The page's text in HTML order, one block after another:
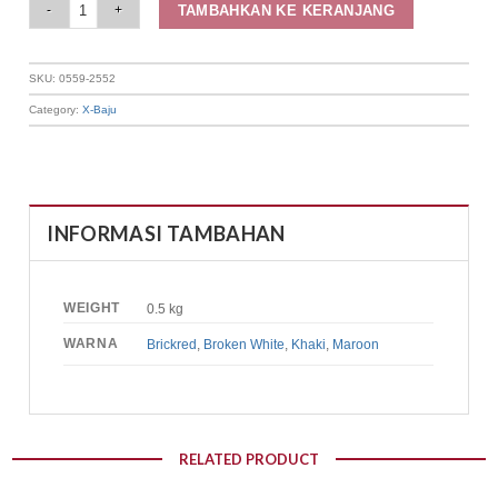
TAMBAHKAN KE KERANJANG
SKU:0559-2552
Category:X-Baju
INFORMASI TAMBAHAN
WEIGHT 0.5 kg
WARNA Brickred Broken White Khaki Maroon
RELATED PRODUCT